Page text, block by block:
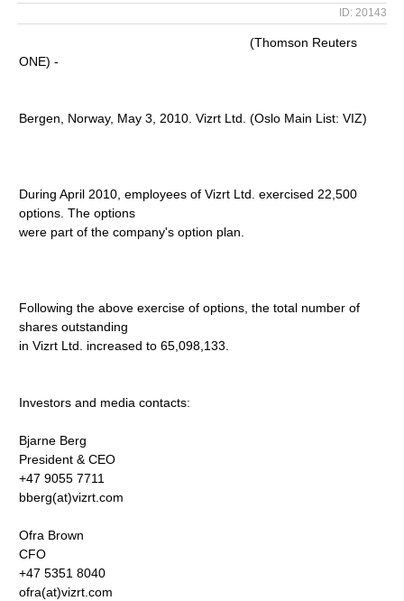
ID: 20143
(Thomson Reuters
ONE) -
Bergen, Norway, May 3, 2010. Vizrt Ltd. (Oslo Main List: VIZ)
During April 2010, employees of Vizrt Ltd. exercised 22,500
options. The options
were part of the company's option plan.
Following the above exercise of options, the total number of
shares outstanding
in Vizrt Ltd. increased to 65,098,133.
Investors and media contacts:
Bjarne Berg
President & CEO
+47 9055 7711
bberg(at)vizrt.com
Ofra Brown
CFO
+47 5351 8040
ofra(at)vizrt.com